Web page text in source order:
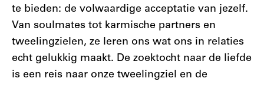
te bieden: de volwaardige acceptatie van jezelf.
Van soulmates tot karmische partners en
tweelingzielen, ze leren ons wat ons in relaties
echt gelukkig maakt. De zoektocht naar de liefde
is een reis naar onze tweelingziel en de